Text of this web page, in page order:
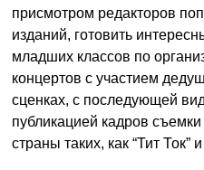
присмотром редакторов
изданий, готовить
младших классов по
концертов с участием
сценках, с последующей
публикацией кадров
страны таких, как “Тит Ток”